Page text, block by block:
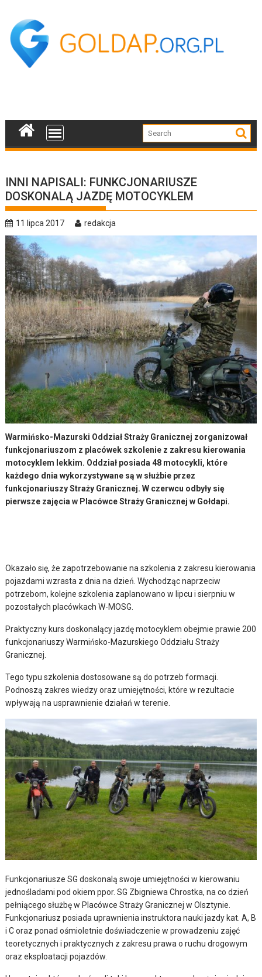
content
INNI NAPISALI: FUNKCJONARIUSZE
DOSKONALĄ JAZDĘ MOTOCYKLEM
11 lipca 2017 redakcja
Warmińsko-Mazurski Oddział Straży Granicznej zorganizował
funkcjonariuszom z placówek szkolenie z zakresu kierowania
motocyklem lekkim. Oddział posiada 48 motocykli, które
każdego dnia wykorzystywane są w służbie przez
funkcjonariuszy Straży Granicznej. W czerwcu odbyły się
pierwsze zajęcia w Placówce Straży Granicznej w Gołdapi.
Okazało się, że zapotrzebowanie na szkolenia z zakresu kierowania
pojazdami wzrasta z dnia na dzień. Wychodząc naprzeciw
potrzebom, kolejne szkolenia zaplanowano w lipcu i sierpniu w
pozostałych placówkach W-MOSG.
Praktyczny kurs doskonalący jazdę motocyklem obejmie prawie 200
funkcjonariuszy Warmińsko-Mazurskiego Oddziału Straży
Granicznej.
Tego typu szkolenia dostosowane są do potrzeb formacji.
Podnoszą zakres wiedzy oraz umiejętności, które w rezultacie
wpływają na usprawnienie działań w terenie.
Funkcjonariusze SG doskonalą swoje umiejętności w kierowaniu
jednośladami pod okiem ppor. SG Zbigniewa Chrostka, na co dzień
pełniącego służbę w Placówce Straży Granicznej w Olsztynie.
Funkcjonariusz posiada uprawnienia instruktora nauki jazdy kat. A, B
i C oraz ponad ośmioletnie doświadczenie w prowadzeniu zajęć
teoretycznych i praktycznych z zakresu prawa o ruchu drogowym
oraz eksploatacji pojazdów.